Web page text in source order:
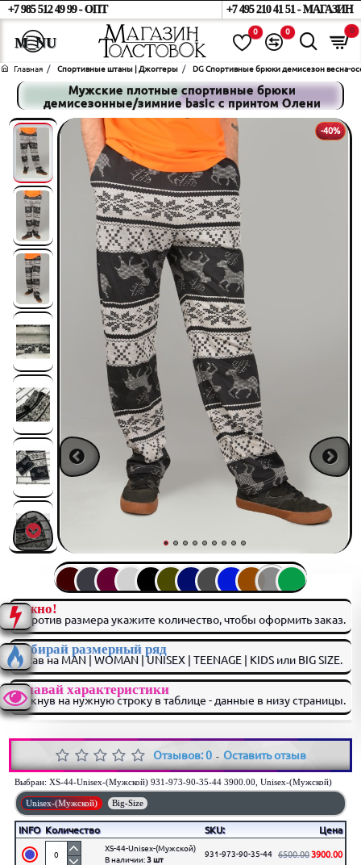
+7 985 512 49 99 - ОПТ +7 495 210 41 51 - МАГАЗИН
0 0 0
homeСпортивные штаны | Джоггеры DG Спортивные брюки демисезон весна-
Мужские плотные спортивные брюки
демисезонные/зимние basic с принтом Олени
-40%
Важно!
Напротив размера укажите количество, чтобы оформить заказ.
Выбирай размерный ряд
нажав на MAN | WOMAN | UNISEX | TEENAGE | KIDS или BIG SIZE.
Узнавай характеристики
кликнув на нужную строку в таблице - данные в низу страницы.
Отзывов: 0 - Оставить отзыв
Выбран: XS-44-Unisex-(Мужской) 931-973-90-35-44 3900.00, Unisex-(Мужской)
Unisex-(Мужской) Big-Size
INFO Количество SKU: Цена
XS-44-Unisex-(Мужской)
В наличии:3 шт
931-973-90-35-44 6500.003900.00